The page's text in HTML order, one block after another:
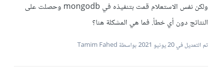
ولكن نفس الاستعلام قمت بتنفيذه في mongodb وحصلت على
النتائج دون أي خطأ. فما هي المشكلة هنا؟
تم التعديل في20 يونيو 2021 بواسطة Tamim Fahed